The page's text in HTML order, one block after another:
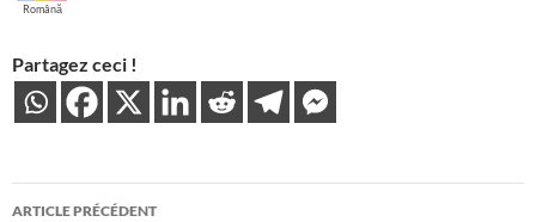
Română
Partagez ceci !
Navigation
ARTICLE PRÉCÉDENT